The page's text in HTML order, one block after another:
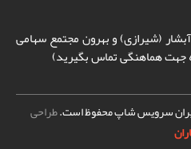
(شیرازی) و بهرون مجتمع سهامی
سرویس شاپ محفوظ است.طراحی